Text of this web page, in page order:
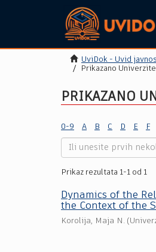
UviDok - Uvid
Prikazano
PRIKAZANO
0-9 A B C D E F
Prikaz rezultata 1-1 od 1
Dynamics of the
the Context of the
Korolija, Maja N. (